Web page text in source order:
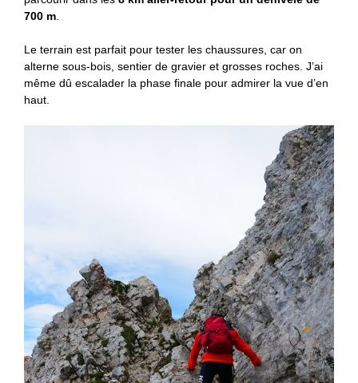
700 m
Le terrain est parfait pour tester les chaussures, car on
alterne sous-bois, sentier de gravier et grosses roches. J’ai
même dû escalader la phase finale pour admirer la vue d’en
haut.